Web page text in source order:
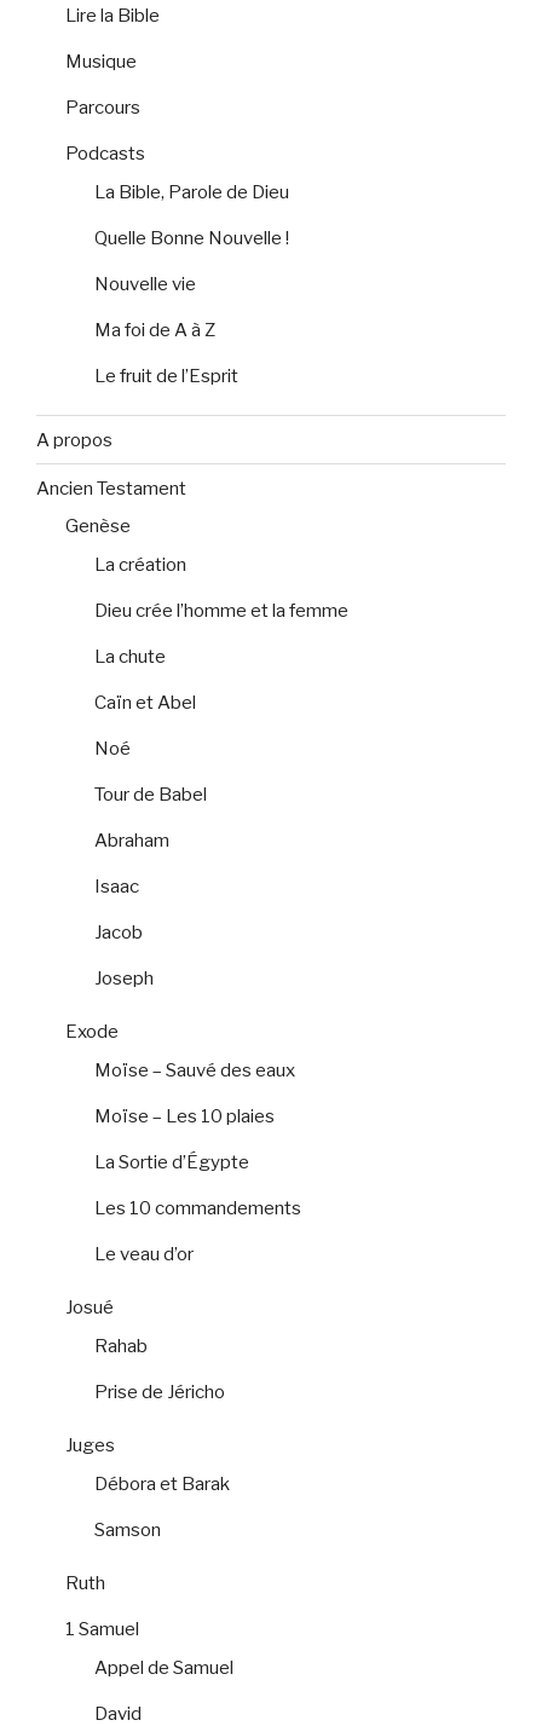
Lire la Bible
Musique
Parcours
Podcasts
La Bible, Parole de Dieu
Quelle Bonne Nouvelle !
Nouvelle vie
Ma foi de A à Z
Le fruit de l’Esprit
A propos
Ancien Testament
Genèse
La création
Dieu crée l’homme et la femme
La chute
Caïn et Abel
Noé
Tour de Babel
Abraham
Isaac
Jacob
Joseph
Exode
Moïse – Sauvé des eaux
Moïse – Les 10 plaies
La Sortie d’Égypte
Les 10 commandements
Le veau d’or
Josué
Rahab
Prise de Jéricho
Juges
Débora et Barak
Samson
Ruth
1 Samuel
Appel de Samuel
David